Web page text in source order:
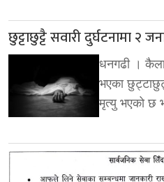
छुट्टाछुट्टै सवारी दुर्घटनामा २
धनगढी ।
भएका
मृत्यु भएको छ